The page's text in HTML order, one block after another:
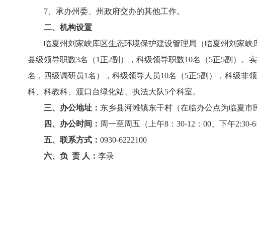
7、承办州委、州政府交办的其他工作。
二、机构设置
临夏州刘家峡库区生态环境保护建设管理局（临夏州刘家峡
县级领导职数3名（1正2副），科级领导职数10名（5正5副）。
名，四级调研员1名），科级领导人员10名（5正5副），科级非
科、科教科、渡口台绿化站、执法大队5个科室。
三、办公地址： 东乡县河滩镇东干村（在临办公点为临夏市
四、办公时间： 周一至周五（上午8：30-12：00、下午2:30-
五、联系方式： 0930-6222100
六、负 责 人： 李录